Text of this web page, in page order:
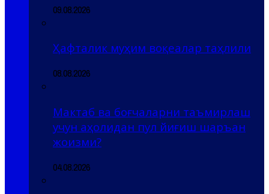
09.08.2026
Ҳафталик муҳим воқеалар таҳлили
08.08.2026
Мактаб ва боғчаларни таъмирлаш
учун аҳолидан пул йиғиш шаръан
жоизми?
04.08.2026